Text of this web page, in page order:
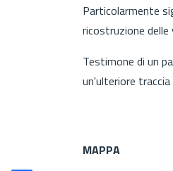
Particolarmente
ricostruzione delle
Testimone di un
un'ulteriore traccia
MAPPA